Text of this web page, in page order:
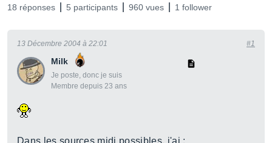
18 réponses 5 participants 960 vues 1 follower
Milk
Je poste, donc je suis
Membre depuis 23 ans
13 Décembre 2004 à 22:01 #1
Dans les sources midi possibles, j'ai :